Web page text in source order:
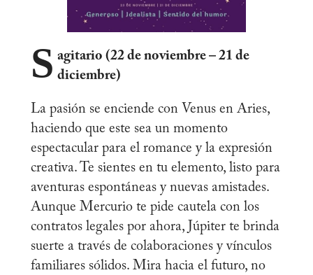
S agitario (22 de noviembre – 21 de
diciembre)
La pasión se enciende con Venus en Aries,
haciendo que este sea un momento
espectacular para el romance y la expresión
creativa. Te sientes en tu elemento, listo para
aventuras espontáneas y nuevas amistades.
Aunque Mercurio te pide cautela con los
contratos legales por ahora, Júpiter te brinda
suerte a través de colaboraciones y vínculos
familiares sólidos. Mira hacia el futuro, no